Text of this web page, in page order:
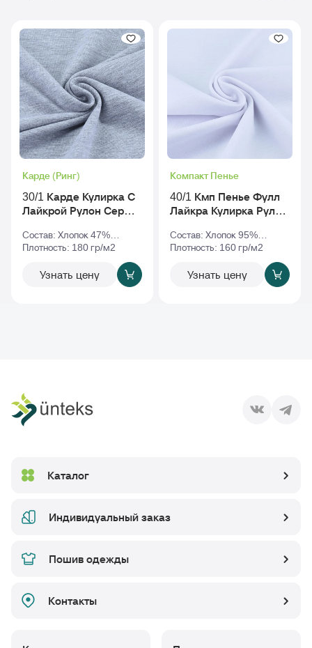
Карде (Ринг)
30/1 Карде Кулирка С
Лайкрой Рулон Серый-
Состав: Хлопок 47%
Полиэстер 47% Эластан
Плотность: 180 гр/м2
Узнать цену
Компакт Пенье
40/1 Кмп Пенье Фулл
Лайкра Кулирка Рулон
Состав: Хлопок 95%
Эластан 5%
Плотность: 160 гр/м2
Узнать цену
Каталог
Индивидуальный заказ
Пошив одежды
Контакты